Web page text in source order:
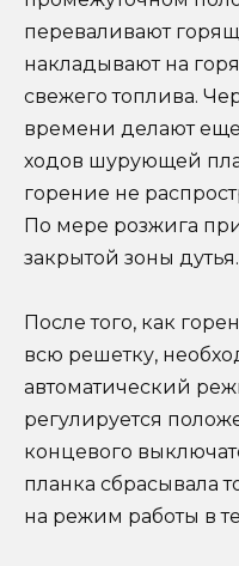
переваливают
накладывают на
свежего топлива.
времени делают
ходов шурующей
горение не
По мере розжига
закрытой зоны дутья.
После того, как
всю решетку,
автоматический
регулируется
концевого
планка сбрасывала
на режим работы в